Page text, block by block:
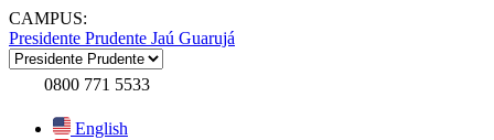
CAMPUS:
Presidente Prudente Jaú Guarujá
0800 771 5533
English